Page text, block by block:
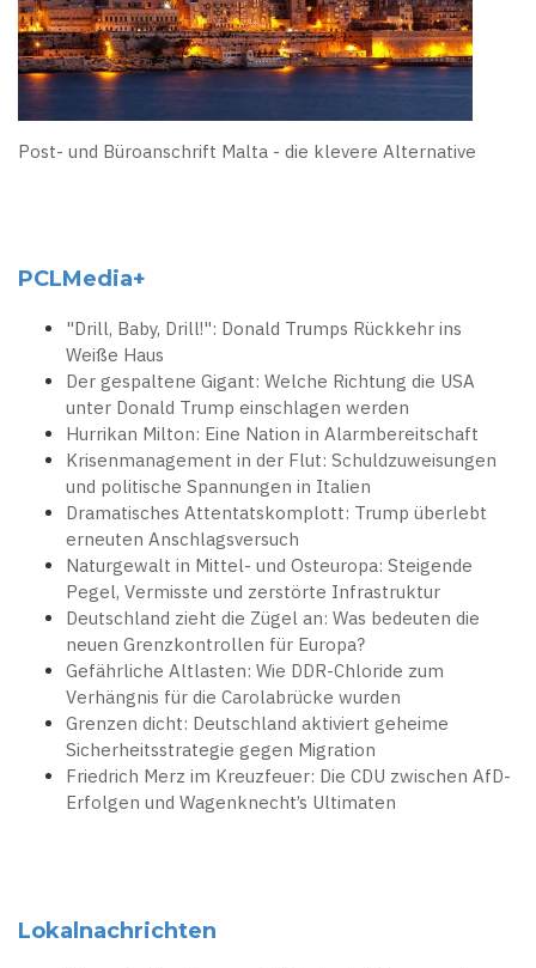
Post- und Büroanschrift Malta - die klevere Alternative
PCLMedia+
"Drill, Baby, Drill!": Donald Trumps Rückkehr ins
Weiße Haus
Der gespaltene Gigant: Welche Richtung die USA
unter Donald Trump einschlagen werden
Hurrikan Milton: Eine Nation in Alarmbereitschaft
Krisenmanagement in der Flut: Schuldzuweisungen
und politische Spannungen in Italien
Dramatisches Attentatskomplott: Trump überlebt
erneuten Anschlagsversuch
Naturgewalt in Mittel- und Osteuropa: Steigende
Pegel, Vermisste und zerstörte Infrastruktur
Deutschland zieht die Zügel an: Was bedeuten die
neuen Grenzkontrollen für Europa?
Gefährliche Altlasten: Wie DDR-Chloride zum
Verhängnis für die Carolabrücke wurden
Grenzen dicht: Deutschland aktiviert geheime
Sicherheitsstrategie gegen Migration
Friedrich Merz im Kreuzfeuer: Die CDU zwischen AfD-
Erfolgen und Wagenknecht’s Ultimaten
Lokalnachrichten